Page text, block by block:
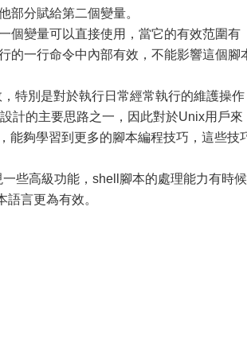
部分賦給第二個變量。
個變量可以直接使用，當它的有效范圍有
的一行命令中內部有效，不能影響這個腳
特別是對於執行日常經常執行的維護操作
計的主要思路之一，因此對於Unix用戶來
能夠學習到更多的腳本編程技巧，這些技
些高級功能，shell腳本的處理能力有時候
言更為有效。